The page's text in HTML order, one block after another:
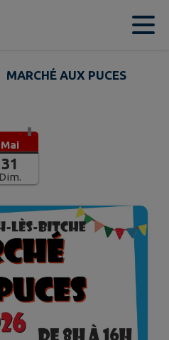
MARCHÉ AUX PUCES
Mai
31
Dim.